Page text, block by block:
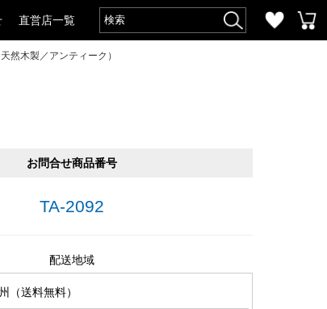
直営店一覧
然木製／アンティーク）
お問合せ商品番号
TA-2092
配送地域
（送料無料）